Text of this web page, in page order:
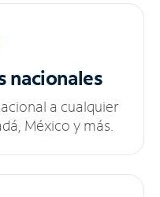
nacionales
a cualquier
México y más.